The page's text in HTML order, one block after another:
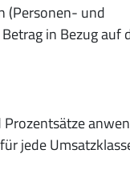
(Personen- und
in Bezug auf
jede